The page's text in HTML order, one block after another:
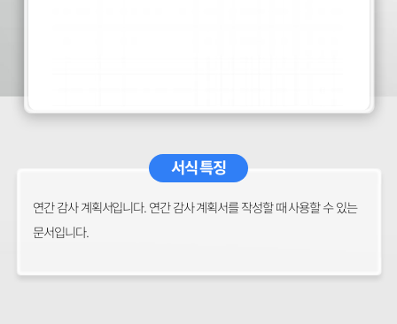
서식 특징
연간 감사 계획서입니다. 연간 감사 계획서를 작성할 때 사용할 수 있는
문서입니다.